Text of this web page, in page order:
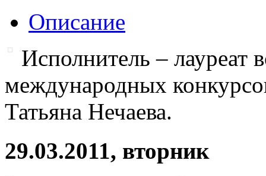
Описание
Исполнитель – лауреат
международных
Татьяна Нечаева.
29.03.2011, вторник